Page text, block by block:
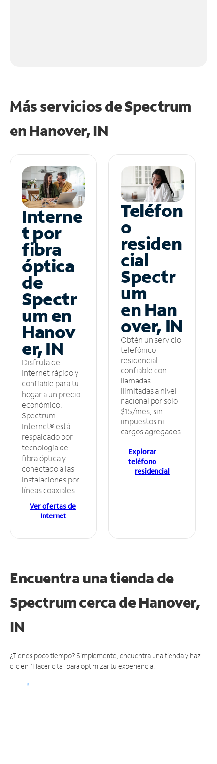
Más servicios de Spectrum
en Hanover, IN
Interne
t por
fibra
óptica
de
Spectr
um en
Hanov
er, IN
Disfruta de
Internet rápido y
confiable para tu
hogar a un precio
económico.
Spectrum
Internet® está
respaldado por
tecnología de
fibra óptica y
conectado a las
instalaciones por
líneas coaxiales.
Ver ofertas de
Internet
Teléfon
o
residen
cial
Spectr
um
en Han
over, IN
Obtén un servicio
telefónico
residencial
confiable con
llamadas
ilimitadas a nivel
nacional por solo
$15/mes, sin
impuestos ni
cargos agregados.
Explorar
teléfono
residencial
Encuentra una tienda de
Spectrumcerca de Hanover,
IN
¿Tienes poco tiempo? Simplemente, encuentra una tienda y haz
clic en "Hacer cita" para optimizar tu experiencia.